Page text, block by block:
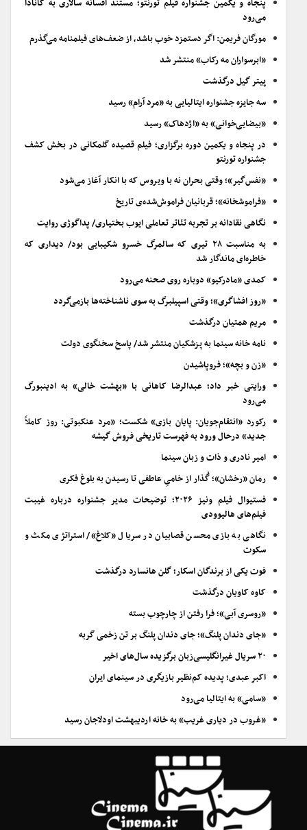
پنجاه و یکمین جشنواره فیلم تورنتو؛ مستند افسانه سالاری به کانادا
می‌رود
مورگان فریمن: اگر دستمزد خوب باشد، از ضعف‌های فیلمنامه می‌گذرم
«ابرسواران مه رکاب» منتشر شد
پیتر گیل درگذشت
سه جایزه جشنواره ایتالیایی به «مرد آرام» رسید
«بیضایی‌خوانی» به «اژدهاک» رسید
در پنجاه و یکمین دوره برگزاری؛ فیلم قصیده گلمکانی در بخش کشف
جشنواره تورنتو
«نفس‌گیر»؛ وقتی بحران نه با ویروس که با انکار آغاز می‌شود
«فراموشخانه»؛ قربانیان فراموش‌شده‌ی تاریخ
نگاهی نقادانه بر تجربه تئاتر تعاملی ایوب بختیاری/ پداگوژی روایت
به مناسبت ۲۸ تیری که سالمرگ خسرو شکیبایی بود/ دیداری که
خاطره‌ای ماندگار شد
کمدی «مادرکیو» دوباره روی صحنه می‌رود
«روز افشاگری»؛ وقتی اسپیلبرگ به سوی ناشناخته‌ها بازمی‌گردد
مریم همتیان درگذشت
نامه خانه سینما به پزشکیان منتشر شد/ پاسخ سخنگوی دولت
«زن و بچه»؛ فروپاشیدن
ورایتی خبر داد؛ عبدالرضا کاهانی با «بهشت خالی» به ادینبورگ
می‌رود
رکورد «انتقام‌جویان: پایان بازی» شکست؛ «مرد عنکبوتی: روز کاملاً
جدید» درحال ورود به فهرست تاریخی فروش گیشه
امیر نادری و ذات و زبان سینما
رمان «رخشان»؛ گُذار از خامیِ عاطفی تا رسیدن به بلوغ فکری
فستیوال فیلم ونیز ۲۰۲۶؛ توضیحات مدیر جشنواره درباره غیبت
فیلم‌های هالیوودی
نگاهی به بازی محسن قصابیان در سریال «کلاغ»/ استراتژی مکث و
سکوت
فوت یکی از برندگان اسکار؛ گلن هانسارد درگذشت
کاوه کاویان درگذشت
«روسری آبی»؛ فرا رفتن از چارچوب بسته
«جای دندان پلنگ»؛ جای دندان پلنگ بر تن زخمی گربه
۲۰ سریال غیرانگلیسی‌زبان برگزیده سال‌های اخیر
اکبر عبدی؛ پدیده کم‌نظیر بازیگری در سینمای ایران
«سامی» به ایتالیا می‌رود
«غروب در دیاری غریب» به خانه اردیبهشت اودلاجان رسید